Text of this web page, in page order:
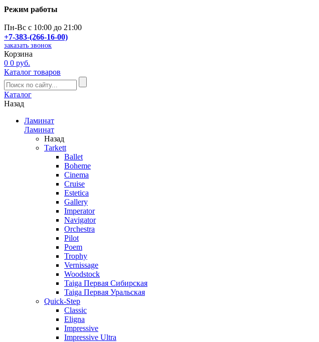
Режим работы
Пн-Вс с 10:00 до 21:00
+7-383-(266-16-00)
заказать звонок
Корзина
0 0 руб.
Каталог товаров
Каталог
Назад
Ламинат
Ламинат
Назад
Tarkett
Ballet
Boheme
Cinema
Cruise
Estetica
Gallery
Imperator
Navigator
Orchestra
Pilot
Poem
Trophy
Vernissage
Woodstock
Taiga Первая Сибирская
Taiga Первая Уральская
Quick-Step
Classic
Eligna
Impressive
Impressive Ultra